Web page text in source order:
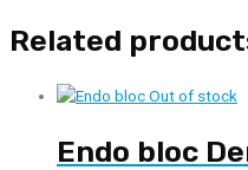
Related
Out of stock
Endo bloc